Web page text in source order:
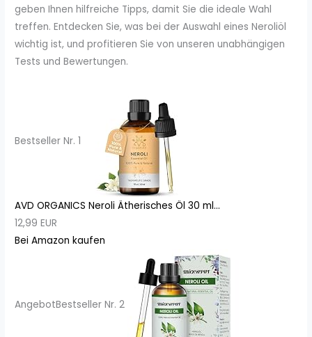
geben Ihnen hilfreiche Tipps, damit Sie die ideale Wahl
treffen. Entdecken Sie, was bei der Auswahl eines Neroliöl
wichtig ist, und profitieren Sie von unseren unabhängigen
Tests und Bewertungen.
Bestseller Nr. 1
AVD ORGANICS Neroli Ätherisches Öl 30 ml...
12,99 EUR
Bei Amazon kaufen
AngebotBestseller Nr. 2